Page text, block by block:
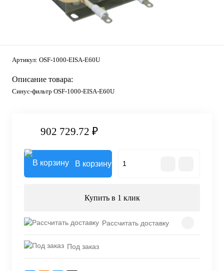
Артикул: OSF-1000-EISA-E60U
Описание товара:
Синус-фильтр OSF-1000-EISA-E60U
902 729.72 ₽
В корзину
Купить в 1 клик
Рассчитать доставку
Под заказ